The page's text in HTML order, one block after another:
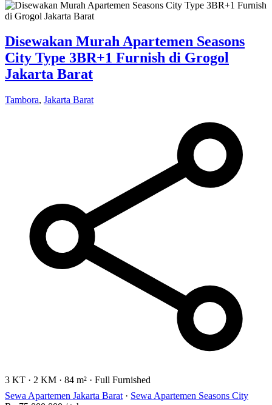
Disewakan Murah Apartemen Seasons
City Type 3BR+1 Furnish di Grogol
Jakarta Barat
Tambora, Jakarta Barat
3 KT · 2 KM · 84 m² · Full Furnished
Sewa Apartemen Jakarta Barat · Sewa Apartemen Seasons City